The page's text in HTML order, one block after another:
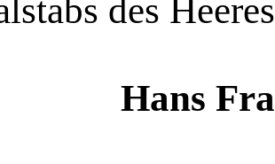
des
Hans